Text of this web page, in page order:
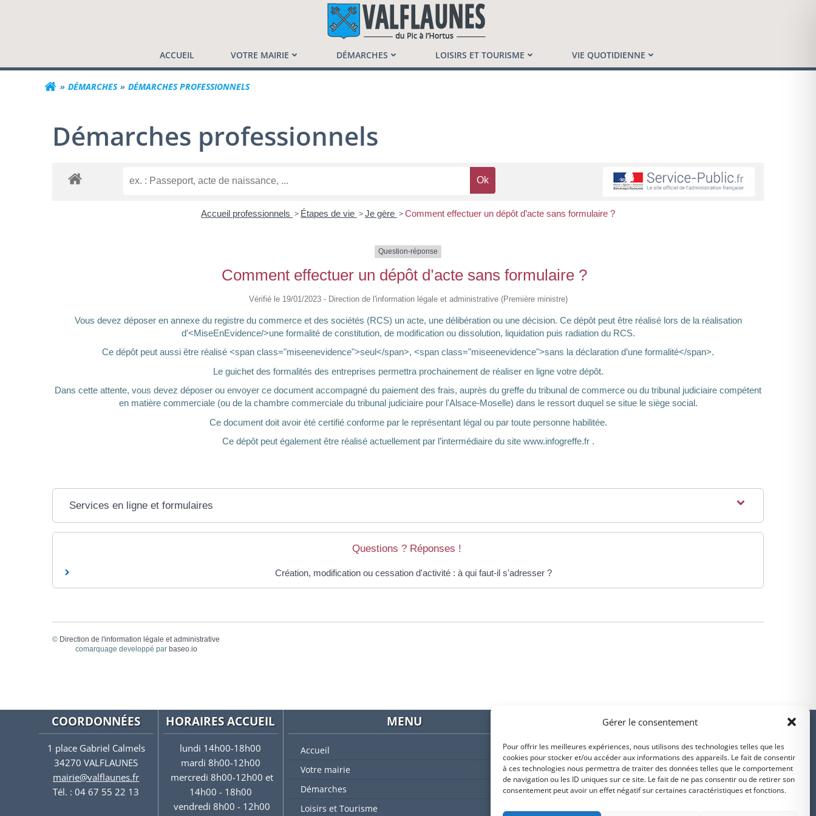
Gérer le consentement
Pour offrir les meilleures expériences, nous utilisons des technologies telles que les
cookies pour stocker et/ou accéder aux informations des appareils. Le fait de consentir
à ces technologies nous permettra de traiter des données telles que le comportement
de navigation ou les ID uniques sur ce site. Le fait de ne pas consentir ou de retirer son
consentement peut avoir un effet négatif sur certaines caractéristiques et fonctions.
Commune de Valflaunès
ACCUEIL VOTRE MAIRIE DÉMARCHES LOISIRS ET TOURISME VIE QUOTIDIENNE
DÉMARCHES DÉMARCHES PROFESSIONNELS
Démarches professionnels
Accueil professionnels > Étapes de vie >Je gère >Comment effectuer un dépôt d’acte sans formulaire ?
Question-réponse
Comment effectuer un dépôt d’acte sans formulaire ?
Vérifié le 19/01/2023 - Direction de l'information légale et administrative (Première ministre)
Vous devez déposer en annexe du registre du commerce et des sociétés (RCS) un acte, une délibération ou une décision. Ce dépôt peut être réalisé lors de la réalisation
d'<MiseEnEvidence/>une formalité de constitution, de modification ou dissolution, liquidation puis radiation du RCS.
Ce dépôt peut aussi être réalisé <span class="miseenevidence">seul</span>, <span class="miseenevidence">sans la déclaration d’une formalité</span>.
Le guichet des formalités des entreprises permettra prochainement de réaliser en ligne votre dépôt.
Dans cette attente, vous devez déposer ou envoyer ce document accompagné du paiement des frais, auprès du greffe du tribunal de commerce ou du tribunal judiciaire compétent
en matière commerciale (ou de la chambre commerciale du tribunal judiciaire pour l'Alsace-Moselle) dans le ressort duquel se situe le siège social.
Ce document doit avoir été certifié conforme par le représentant légal ou par toute personne habilitée.
Ce dépôt peut également être réalisé actuellement par l’intermédiaire du site www.infogreffe.fr .
Services en ligne et formulaires
Questions ? Réponses !
Création, modification ou cessation d'activité : à qui faut-il s'adresser ?
© Direction de l'information légale et administrative
comarquage developpé par baseo.io
COORDONNÉES
1 place Gabriel Calmels
34270 VALFLAUNES
mairie@valflaunes.fr
Tél. : 04 67 55 22 13
HORAIRES ACCUEIL
lundi 14h00-18h00
mardi 8h00-12h00
mercredi 8h00-12h00 et
14h00 - 18h00
vendredi 8h00 - 12h00
MENU
Accueil
Votre mairie
Démarches
Loisirs et Tourisme
PARTENAIRES
Suivez-nous sur